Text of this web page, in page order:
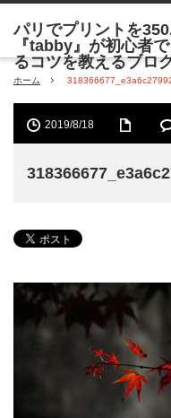
ホーム
2019/8/18